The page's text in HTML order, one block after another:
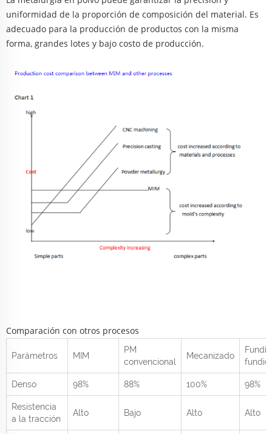
uniformidad de la proporción de composición del material. Es
adecuado para la producción de productos con la misma
forma, grandes lotes y bajo costo de producción.
Comparación con otros procesos
Parámetros MIM
PM
convencional
Mecanizado
Denso 98% 88% 100% 98%
Resistencia
a la tracción
Alto Bajo Alto Alto